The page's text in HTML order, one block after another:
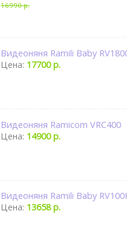
16990 р.
Видеоняня Ramili Baby
Цена: 17700 р.
Видеоняня Ramicom VRC400
Цена: 14900 р.
Видеоняня Ramili Baby
Цена: 13658 р.